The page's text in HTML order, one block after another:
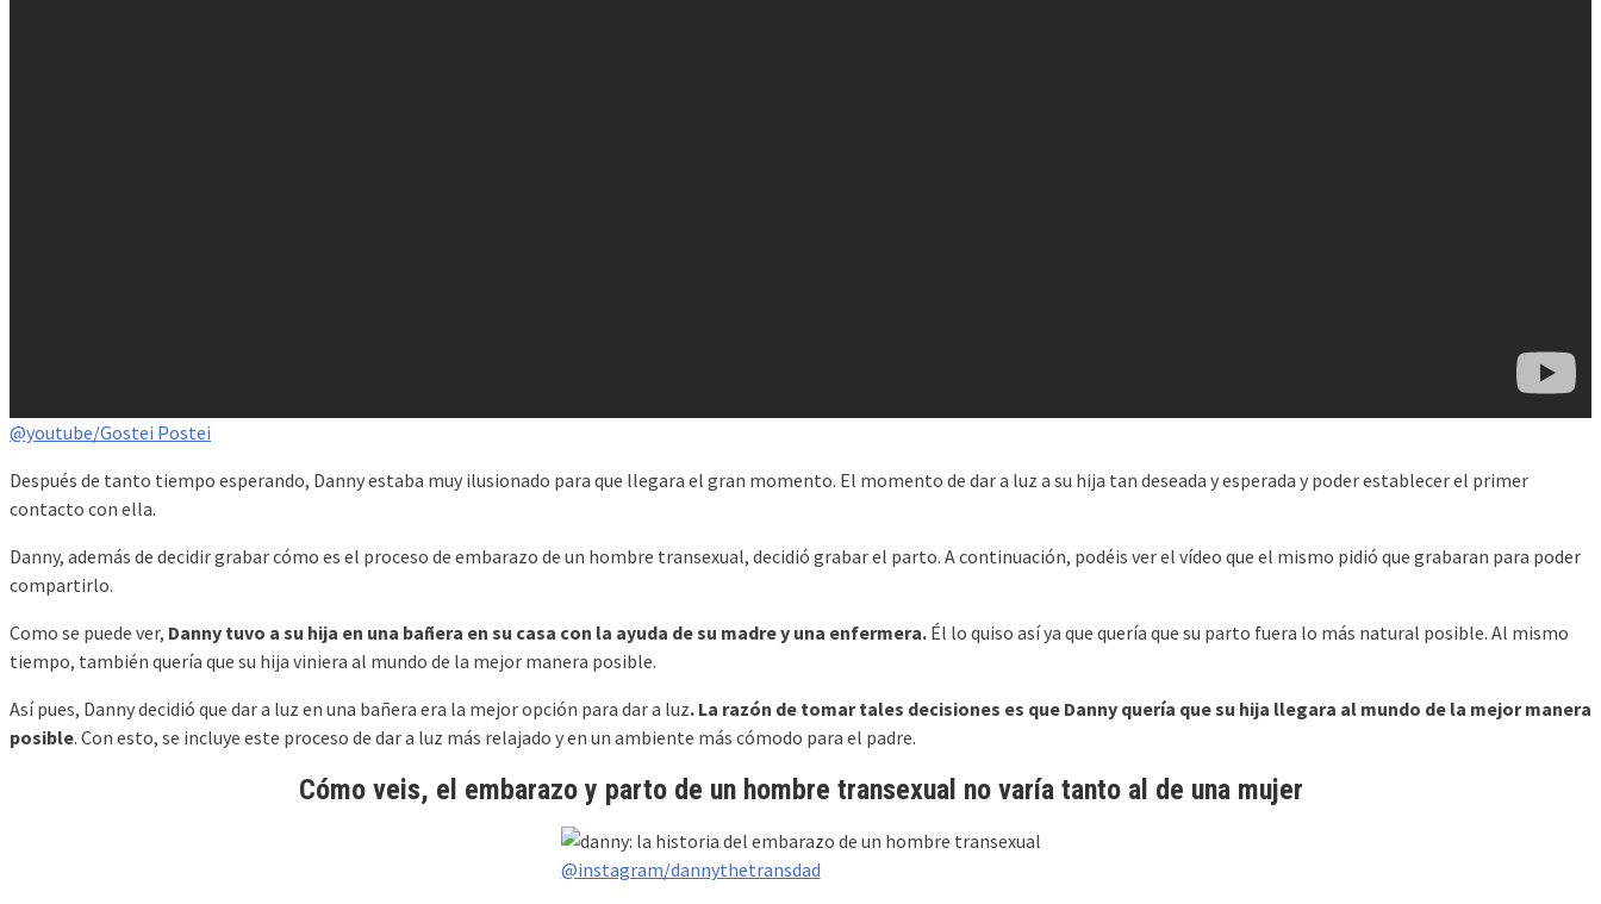
@youtube/Gostei Postei
Después de tanto tiempo esperando, Danny estaba muy ilusionado para que llegara el gran momento. El momento de dar a luz a su hija tan deseada y esperada y poder establecer el primer
contacto con ella.
Danny, además de decidir grabar cómo es el proceso de embarazo de un hombre transexual, decidió grabar el parto. A continuación, podéis ver el vídeo que el mismo pidió que grabaran para poder
compartirlo.
Como se puede ver, Danny tuvo a su hija en una bañera en su casa con la ayuda de su madre y una enfermera. Él lo quiso así ya que quería que su parto fuera lo más natural posible. Al mismo
tiempo, también quería que su hija viniera al mundo de la mejor manera posible.
Así pues, Danny decidió que dar a luz en una bañera era la mejor opción para dar a luz. La razón de tomar tales decisiones es que Danny quería que su hija llegara al mundo de la mejor manera
posible. Con esto, se incluye este proceso de dar a luz más relajado y en un ambiente más cómodo para el padre.
Cómo veis, el embarazo y parto de un hombre transexual no varía tanto al de una mujer
@instagram/dannythetransdad